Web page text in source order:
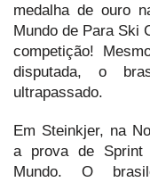
medalha de ouro
Mundo de Para Ski
competição!
disputada, o
ultrapassado.
Em Steinkjer, na
a prova de
Mundo. O